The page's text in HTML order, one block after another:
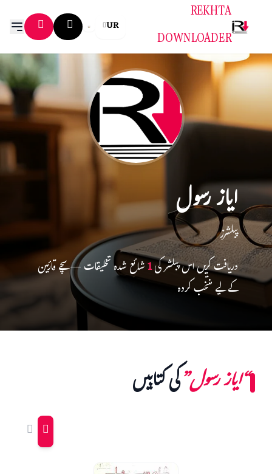
REKHTA
DOWNLOADER
UR
ایاز رسول
پبلشرز
دریافت کریں اس پبلشر کی1شائع شدہ تخلیقات — سچے قارئین
کے لیے منتخب کردہ
“ایاز رسول”کی کتابیں